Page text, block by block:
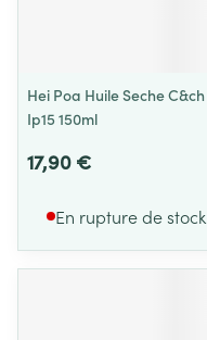
Hei Poa Huile Seche C&ch
Ip15 150ml
17,90 €
En rupture de stock